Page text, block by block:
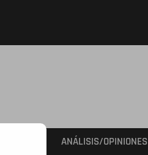
ANÁLISIS/OPINIONES